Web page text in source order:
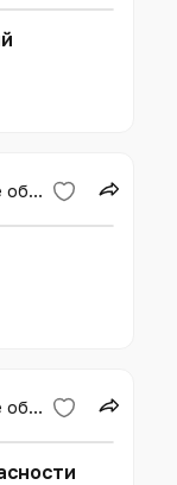
Некоммерческое акционерное общество «Западно-Казахстанский аграрно-технический университет имени Жангир хана»
Некоммерческое акционерное общество «Западно-Казахстанский аграрно-технический университет имени Жангир хана»
безопасности